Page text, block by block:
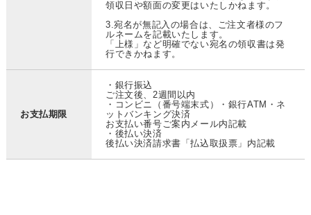
領収日や額面の変更はいたしかねます。
3.宛名が無記入の場合は、ご注文者様のフ
ルネームを記載いたします。
「上様」など明確でない宛名の領収書は発
行できかねます。
お支払期限
・銀行振込
ご注文後、2週間以内
・コンビニ（番号端末式）・銀行ATM・ネ
ットバンキング決済
お支払い番号ご案内メール内記載
・後払い決済
後払い決済請求書「払込取扱票」内記載